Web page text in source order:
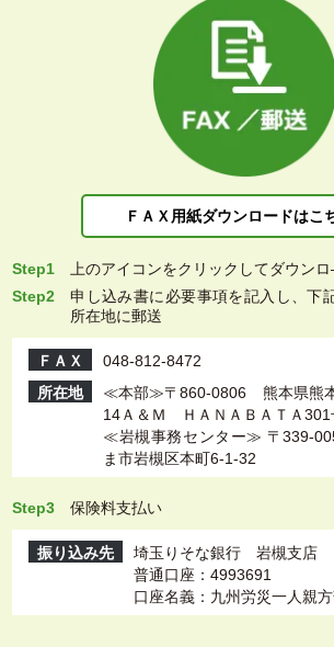
ＦＡＸ用紙ダウンロードはこ
Step1 上のアイコンをクリックしてダウン
Step2
申し込み書に必要事項を記入し、下
所在地に郵送
ＦＡＸ
048-812-8472
所在地
≪本部≫〒860-0806 熊本県熊
14Ａ＆Ｍ ＨＡＮＡＢＡＴＡ301
≪岩槻事務センター≫ 〒339-
ま市岩槻区本町6-1-32
Step3 保険料支払い
振り込み先
埼玉りそな銀行 岩槻支店
普通口座：4993691
口座名義：九州労災一人親